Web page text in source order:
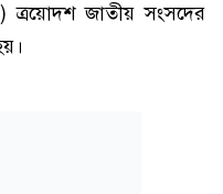
ত্রয়োদশ জাতীয় সংসদের